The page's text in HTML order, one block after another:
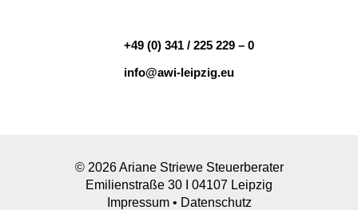
+49 (0) 341 / 225 229 – 0
info@awi-leipzig.eu
© 2026 Ariane Striewe Steuerberater
Emilienstraße 30 I 04107 Leipzig
Impressum• Datenschutz